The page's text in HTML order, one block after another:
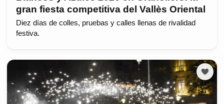
gran fiesta competitiva del Vallès Oriental
Diez días de colles, pruebas y calles llenas de rivalidad
festiva.